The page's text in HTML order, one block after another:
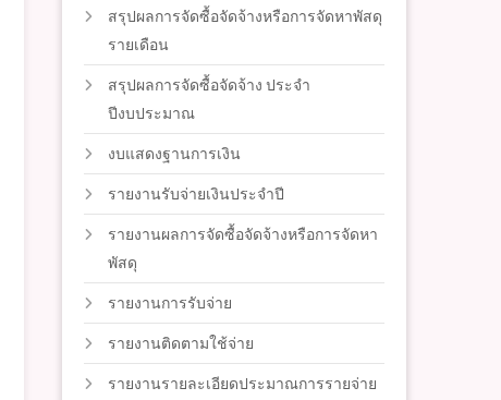
สรุปผลการจัดซื้อจัดจ้างหรือการจัดหาพัสดุ
รายเดือน
สรุปผลการจัดซื้อจัดจ้าง ประจำ
ปีงบประมาณ
งบแสดงฐานการเงิน
รายงานรับจ่ายเงินประจำปี
รายงานผลการจัดซื้อจัดจ้างหรือการจัดหา
พัสดุ
รายงานการรับจ่าย
รายงานติดตามใช้จ่าย
รายงานรายละเอียดประมาณการรายจ่าย